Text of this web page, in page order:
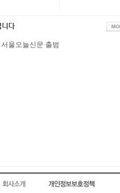
서울오늘신문 출범